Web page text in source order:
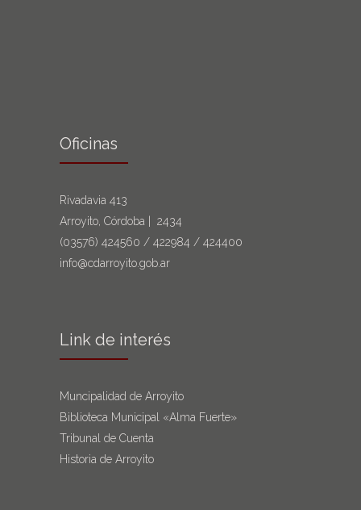
Oficinas
Rivadavia 413
Arroyito, Córdoba | 2434
(03576) 424560 / 422984 / 424400
info@cdarroyito.gob.ar
Link de interés
Muncipalidad de Arroyito
Biblioteca Municipal «Alma Fuerte»
Tribunal de Cuenta
Historia de Arroyito